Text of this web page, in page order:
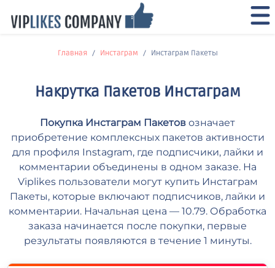
Главная Инстаграм Инстаграм Пакеты
Накрутка Пакетов Инстаграм
Покупка Инстаграм Пакетов означает
приобретение комплексных пакетов активности
для профиля Instagram, где подписчики, лайки и
комментарии объединены в одном заказе. На
Viplikes пользователи могут купить Инстаграм
Пакеты, которые включают подписчиков, лайки и
комментарии. Начальная цена — 10.79. Обработка
заказа начинается после покупки, первые
результаты появляются в течение 1 минуты.